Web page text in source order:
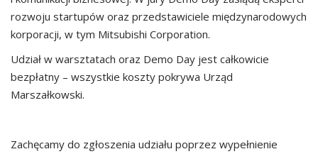
rozwoju startupów oraz przedstawiciele międzynarodowych
korporacji, w tym Mitsubishi Corporation.
Udział w warsztatach oraz Demo Day jest całkowicie
bezpłatny – wszystkie koszty pokrywa Urząd
Marszałkowski.
Zachęcamy do zgłoszenia udziału poprzez wypełnienie